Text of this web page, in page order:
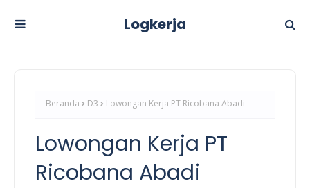
Logkerja
Beranda D3 Lowongan Kerja PT Ricobana Abadi
Lowongan Kerja PT
Ricobana Abadi